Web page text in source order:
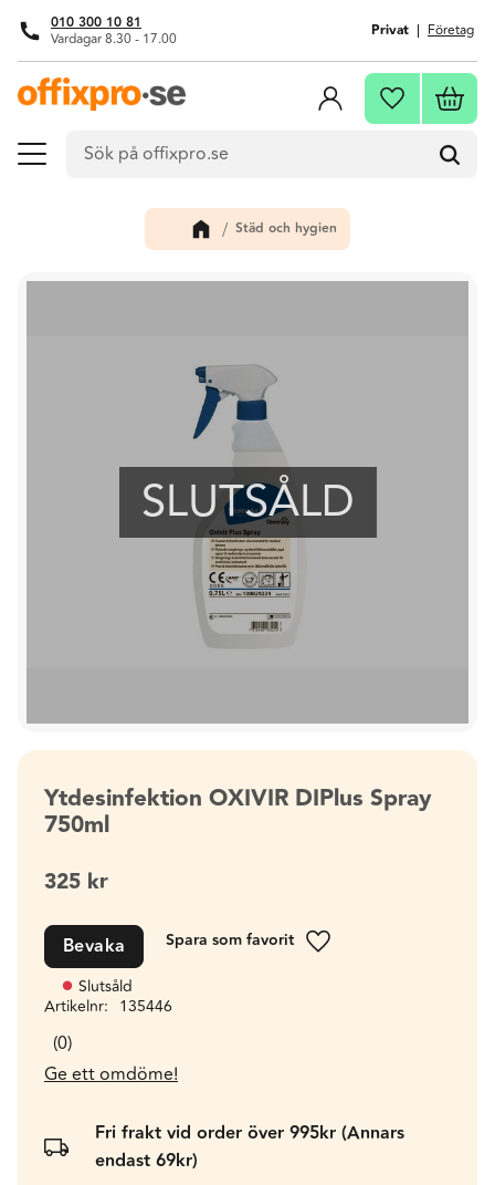
Meny
010 300 10 81
Vardagar 8.30 - 17.00 Privat Företag
Favoriter
Städ och hygien
SLUTSÅLD
Ytdesinfektion OXIVIR DIPlus Spray
750ml
325 kr
Lägg till i favoriter
Bevaka
Slutsåld
Artikelnr
135446
0
Ge ett omdöme!
Fri frakt vid order över 995kr (Annars
endast 69kr)